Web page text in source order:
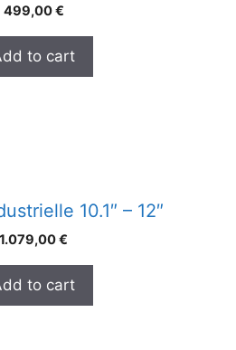
499,00€
to cart
10.1″ – 12″
1.079,00€
to cart